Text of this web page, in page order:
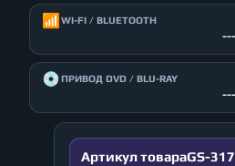
📶 WI-FI / BLUETOOTH
💿ПРИВОД DVD / BLU-RAY
Артикул товараGS-